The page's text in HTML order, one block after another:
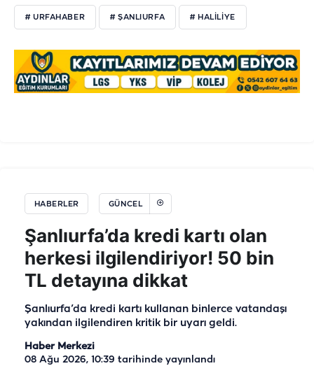
# URFAHABER # ŞANLIURFA # HALİLİYE
HABERLER GÜNCEL
Şanlıurfa’da kredi kartı olan
herkesi ilgilendiriyor! 50 bin
TL detayına dikkat
Şanlıurfa’da kredi kartı kullanan binlerce vatandaşı
yakından ilgilendiren kritik bir uyarı geldi.
Haber Merkezi
08 Ağu 2026, 10:39 tarihinde yayınlandı